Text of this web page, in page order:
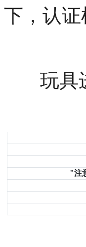
下，认
玩具
"注